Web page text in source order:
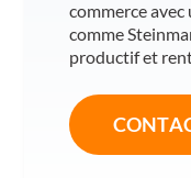
commerce
comme
productif et